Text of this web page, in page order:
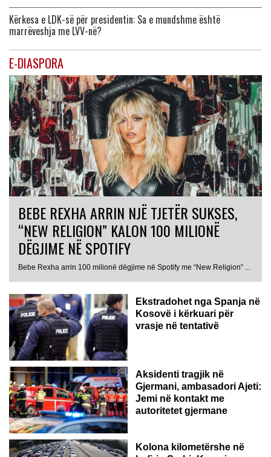
Kërkesa e LDK-së për presidentin: Sa e mundshme është
marrëveshja me LVV-në?
E-DIASPORA
BEBE REXHA ARRIN NJË TJETËR SUKSES,
“NEW RELIGION” KALON 100 MILIONË
DËGJIME NË SPOTIFY
Bebe Rexha arrin 100 milionë dëgjime në Spotify me “New Religion” ...
Ekstradohet nga Spanja në
Kosovë i kërkuari për
vrasje në tentativë
GJERMANI
Aksidenti tragjik në
Gjermani, ambasadori Ajeti:
Jemi në kontakt me
autoritetet gjermane
Kolona kilometërshe në